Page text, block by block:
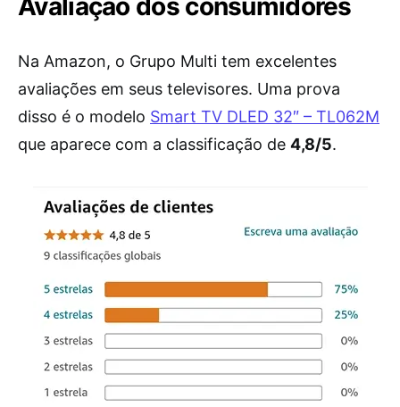
Na Amazon, o Grupo Multi tem excelentes
avaliações em seus televisores. Uma prova
disso é o modelo Smart TV DLED 32″ – TL062M
que aparece com a classificação de 4,8/5.